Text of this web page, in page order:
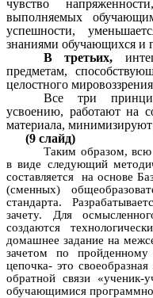
чувство
выполняемых
успешности,
знаниями обучающихся и
В третьих,
предметам,
целостного
Все три
усвоению, работают на
материала,
(9 слайд)
Таким образом,
в виде следующий
составляется на основе
(сменных)
стандарта.
зачету. Для
создаются
домашнее задание на
зачетом по
цепочка- это
обратной связи «ученик-
обучающимися